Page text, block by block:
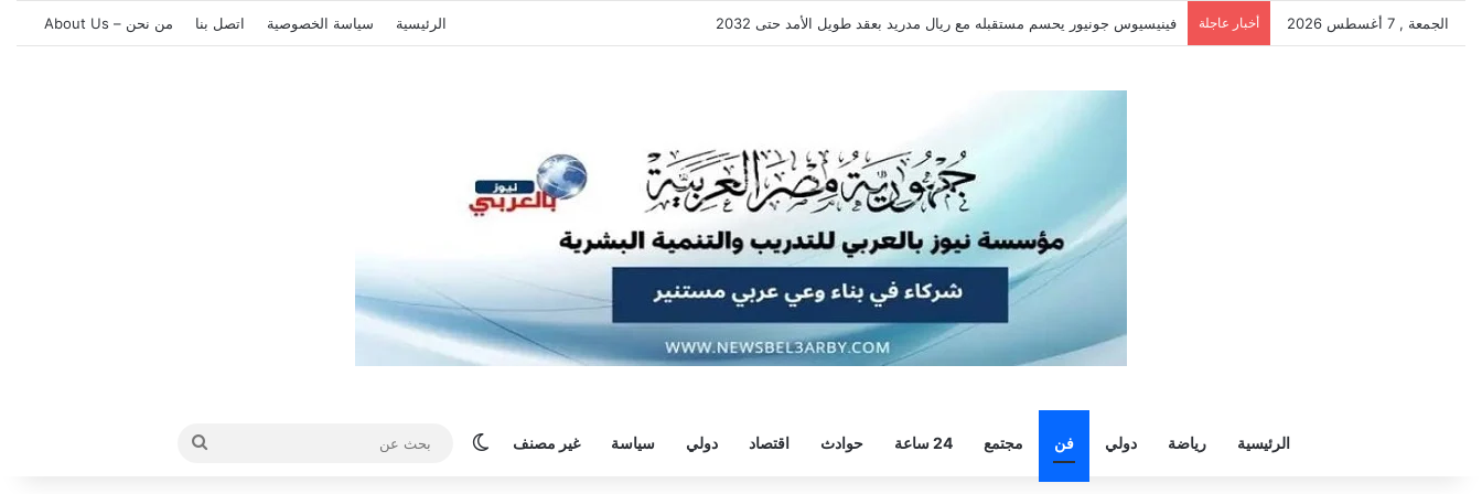
الجمعة , 7 أغسطس 2026 أخبار عاجلة سيلتيك يكثف مفاوضاته لحسم صفقة هيثم حسن.. واللاعب يُرحب الرئيسية سياسة الخصوصية اتصل بنا من نحن – About Us
الرئيسية رياضة دولي فن مجتمع 24 ساعة حوادث اقتصاد دولي سياسة غير مصنف الوضع المظلم
بحث